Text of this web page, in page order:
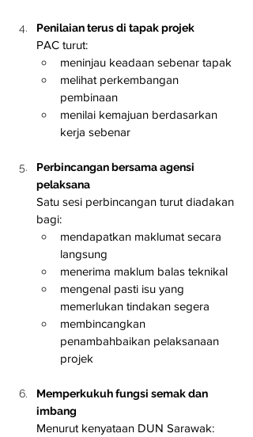
Penilaian terus di tapak projek
PAC turut:
meninjau keadaan sebenar tapak
melihat perkembangan
pembinaan
menilai kemajuan berdasarkan
kerja sebenar
Perbincangan bersama agensi
pelaksana
Satu sesi perbincangan turut diadakan
bagi:
mendapatkan maklumat secara
langsung
menerima maklum balas teknikal
mengenal pasti isu yang
memerlukan tindakan segera
membincangkan
penambahbaikan pelaksanaan
projek
Memperkukuh fungsi semak dan
imbang
Menurut kenyataan DUN Sarawak: